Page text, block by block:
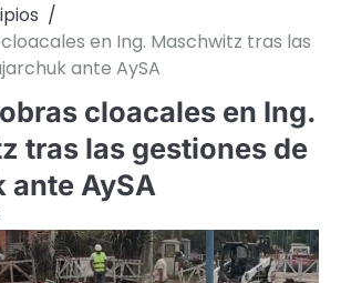
en Ing. Maschwitz tras las
ante AySA
cloacales en Ing.
tras las gestiones de
ante AySA